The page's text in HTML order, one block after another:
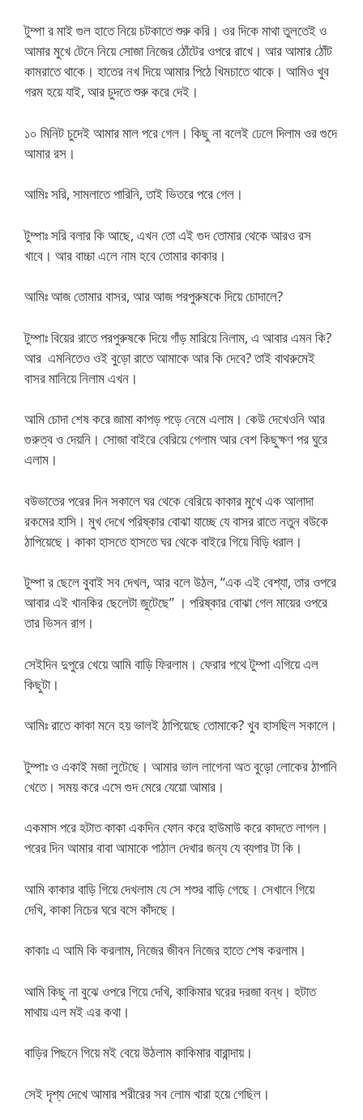
টুম্পা র মাই গুল হাতে নিয়ে চটকাতে শুরু করি। ওর দিকে মাথা তুলতেই ও
আমার মুখে টেনে নিয়ে সোজা নিজের ঠোঁটের ওপরে রাখে। আর আমার ঠোঁট
কামরাতে থাকে। হাতের নখ দিয়ে আমার পিঠে খিমচাতে থাকে। আমিও খুব
গরম হয়ে যাই, আর চুদতে শুরু করে দেই।
১০ মিনিট চুদেই আমার মাল পরে গেল। কিছু না বলেই ঢেলে দিলাম ওর গুদে
আমার রস।
আমিঃ সরি, সামলাতে পারিনি, তাই ভিতরে পরে গেল।
টুম্পাঃ সরি বলার কি আছে, এখন তো এই গুদ তোমার থেকে আরও রস
খাবে। আর বাচ্চা এলে নাম হবে তোমার কাকার।
আমিঃ আজ তোমার বাসর, আর আজ পরপুরুষকে দিয়ে চোদালে?
টুম্পাঃ বিয়ের রাতে পরপুরুষকে দিয়ে গাঁড় মারিয়ে নিলাম, এ আবার এমন কি?
আর এমনিতেও ওই বুড়ো রাতে আমাকে আর কি দেবে? তাই বাথরুমেই
বাসর মানিয়ে নিলাম এখন।
আমি চোদা শেষ করে জামা কাপড় পড়ে নেমে এলাম। কেউ দেখেওনি আর
গুরুত্ব ও দেয়নি। সোজা বাইরে বেরিয়ে গেলাম আর বেশ কিছুক্ষণ পর ঘুরে
এলাম।
বউভাতের পরের দিন সকালে ঘর থেকে বেরিয়ে কাকার মুখে এক আলাদা
রকমের হাসি। মুখ দেখে পরিষ্কার বোঝা যাচ্ছে যে বাসর রাতে নতুন বউকে
ঠাপিয়েছে। কাকা হাসতে হাসতে ঘর থেকে বাইরে গিয়ে বিড়ি ধরাল।
টুম্পা র ছেলে বুবাই সব দেখল, আর বলে উঠল, “এক এই বেশ্যা, তার ওপরে
আবার এই খানকির ছেলেটা জুটেছে” । পরিষ্কার বোঝা গেল মায়ের ওপরে
তার ভিসন রাগ।
সেইদিন দুপুরে খেয়ে আমি বাড়ি ফিরলাম। ফেরার পথে টুম্পা এগিয়ে এল
কিছুটা।
আমিঃ রাতে কাকা মনে হয় ভালই ঠাপিয়েছে তোমাকে? খুব হাসছিল সকালে।
টুম্পাঃ ও একাই মজা লুটেছে। আমার ভাল লাগেনা অত বুড়ো লোকের ঠাপানি
খেতে। সময় করে এসে গুদ মেরে যেয়ো আমার।
একমাস পরে হটাত কাকা একদিন ফোন করে হাউমাউ করে কাদতে লাগল।
পরের দিন আমার বাবা আমাকে পাঠাল দেখার জন্য যে ব্যপার টা কি।
আমি কাকার বাড়ি গিয়ে দেখলাম যে সে শশুর বাড়ি গেছে। সেখানে গিয়ে
দেখি, কাকা নিচের ঘরে বসে কাঁদছে।
কাকাঃ এ আমি কি করলাম, নিজের জীবন নিজের হাতে শেষ করলাম।
আমি কিছু না বুঝে ওপরে গিয়ে দেখি, কাকিমার ঘরের দরজা বন্ধ। হটাত
মাথায় এল মই এর কথা।
বাড়ির পিছনে গিয়ে মই বেয়ে উঠলাম কাকিমার বারান্দায়।
সেই দৃশ্য দেখে আমার শরীরের সব লোম খারা হয়ে গেছিল।